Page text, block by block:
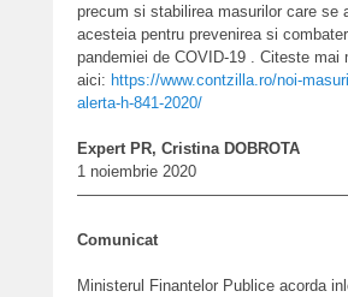
precum si stabilirea masurilor care se
acesteia pentru prevenirea si
pandemiei de COVID-19 . Citeste mai
aici: https://www.contzilla.ro/noi-
alerta-h-841-2020/
Expert PR, Cristina DOBROTA
1 noiembrie 2020
Comunicat
Ministerul Finantelor Publice acorda